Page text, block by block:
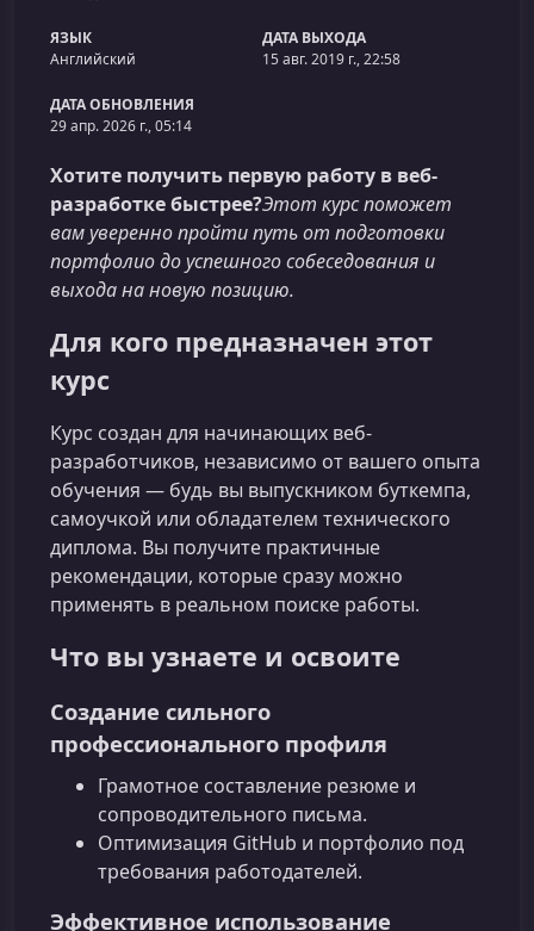
ЯЗЫК
Английский
ДАТА ВЫХОДА
15 авг. 2019 г., 22:58
ДАТА ОБНОВЛЕНИЯ
29 апр. 2026 г., 05:14
Хотите получить первую работу в веб-
разработке быстрее?Этот курс поможет
вам уверенно пройти путь от подготовки
портфолио до успешного собеседования и
выхода на новую позицию.
Для кого предназначен этот
курс
Курс создан для начинающих веб-
разработчиков, независимо от вашего опыта
обучения — будь вы выпускником буткемпа,
самоучкой или обладателем технического
диплома. Вы получите практичные
рекомендации, которые сразу можно
применять в реальном поиске работы.
Что вы узнаете и освоите
Создание сильного
профессионального профиля
Грамотное составление резюме и
сопроводительного письма.
Оптимизация GitHub и портфолио под
требования работодателей.
Эффективное использование